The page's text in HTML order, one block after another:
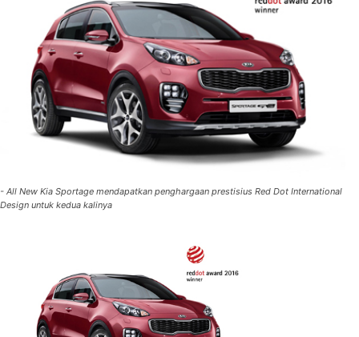
- All New Kia Sportage mendapatkan penghargaan prestisius Red Dot International
Design untuk kedua kalinya